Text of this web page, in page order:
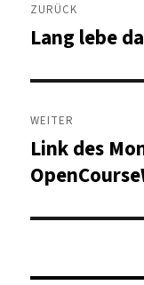
ZURÜCK
Vorheriger
Lang lebe
WEITER
Nächster
Beitrag:
Link des